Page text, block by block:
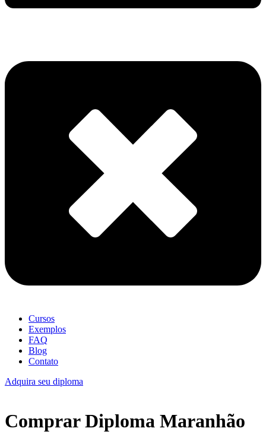
Cursos
Exemplos
FAQ
Blog
Contato
Adquira seu diploma
Comprar Diploma Maranhão